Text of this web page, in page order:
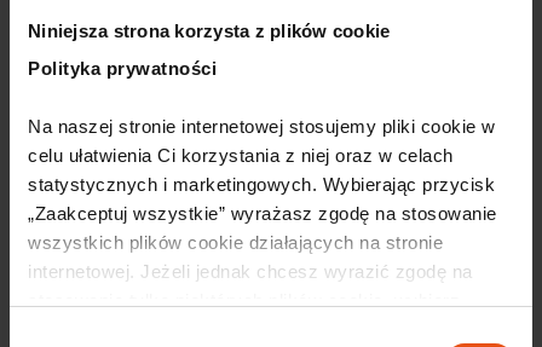
Niniejsza strona korzysta z plików cookie
Polityka prywatności
Na naszej stronie internetowej stosujemy pliki cookie w
celu ułatwienia Ci korzystania z niej oraz w celach
statystycznych i marketingowych. Wybierając przycisk
„Zaakceptuj wszystkie” wyrażasz zgodę na stosowanie
wszystkich plików cookie działających na stronie
internetowej. Jeżeli jednak chcesz wyrazić zgodę na
biznesu. Konferencja stanowi wyjątkową przestrzeń
Czytaj więcej
Wkrótce